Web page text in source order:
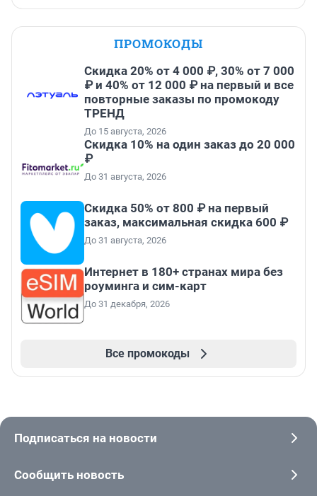
ПРОМОКОДЫ
Скидка 20% от 4 000 ₽, 30% от 7 000
₽ и 40% от 12 000 ₽ на первый и все
повторные заказы по промокоду
ТРЕНД
До 15 августа, 2026
Скидка 10% на один заказ до 20 000
₽
До 31 августа, 2026
Скидка 50% от 800 ₽ на первый
заказ, максимальная скидка 600 ₽
До 31 августа, 2026
Интернет в 180+ странах мира без
роуминга и сим-карт
До 31 декабря, 2026
Все промокоды
Подписаться на новости
Сообщить новость